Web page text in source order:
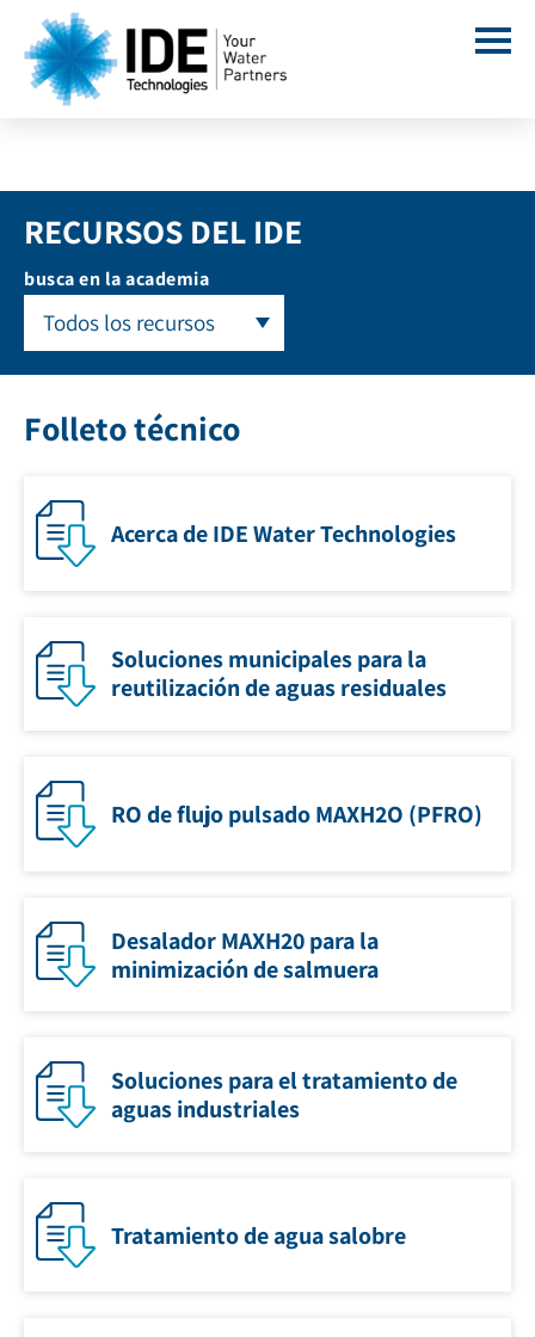
RECURSOS DEL IDE
busca en la academia
Todos los recursos
Folleto técnico
Acerca de IDE Water Technologies
Soluciones municipales para la
reutilización de aguas residuales
RO de flujo pulsado MAXH2O (PFRO)
Desalador MAXH20 para la
minimización de salmuera
Soluciones para el tratamiento de
aguas industriales
Tratamiento de agua salobre